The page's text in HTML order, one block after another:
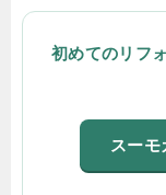
初めてのリフ
スー